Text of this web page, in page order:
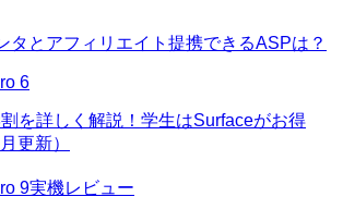
タとアフィリエイト提携できるASPは？
を詳しく解説！学生はSurfaceがお得
更新）